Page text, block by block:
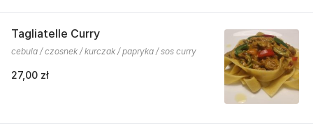
Tagliatelle Curry
cebula / czosnek / kurczak / papryka / sos curry
27,00 zł